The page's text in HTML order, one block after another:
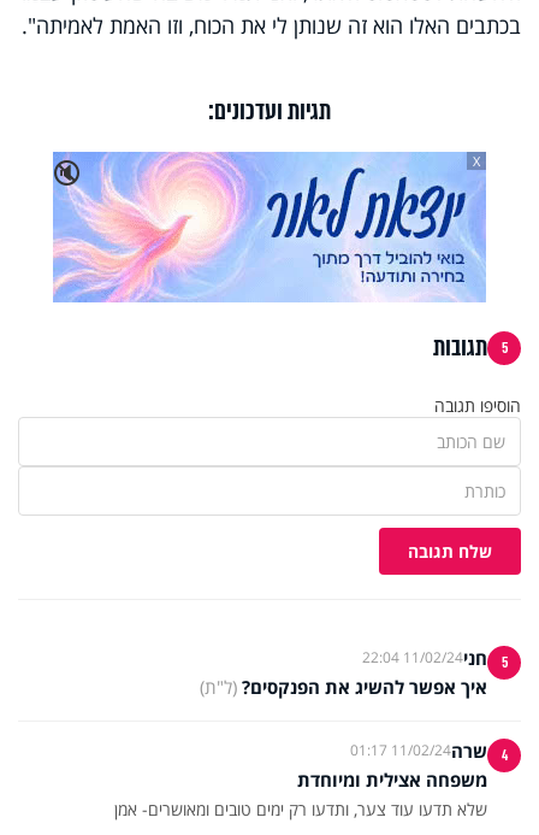
בכתבים האלו הוא זה שנותן לי את הכוח, וזו האמת לאמיתה".
תגיות ועדכונים:
🔇
X
5 תגובות
הוסיפו תגובה
שלח תגובה
5 חני11/02/24 22:04
איך אפשר להשיג את הפנקסים? (ל"ת)
4 שרה11/02/24 01:17
משפחה אצילית ומיוחדת
שלא תדעו עוד צער, ותדעו רק ימים טובים ומאושרים- אמן